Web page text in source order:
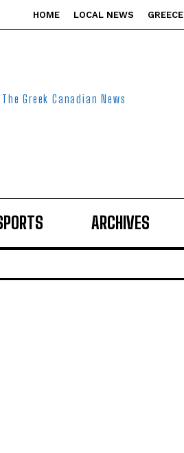
HOME LOCAL NEWS GREECE
Greek Canadian News
ARCHIVES